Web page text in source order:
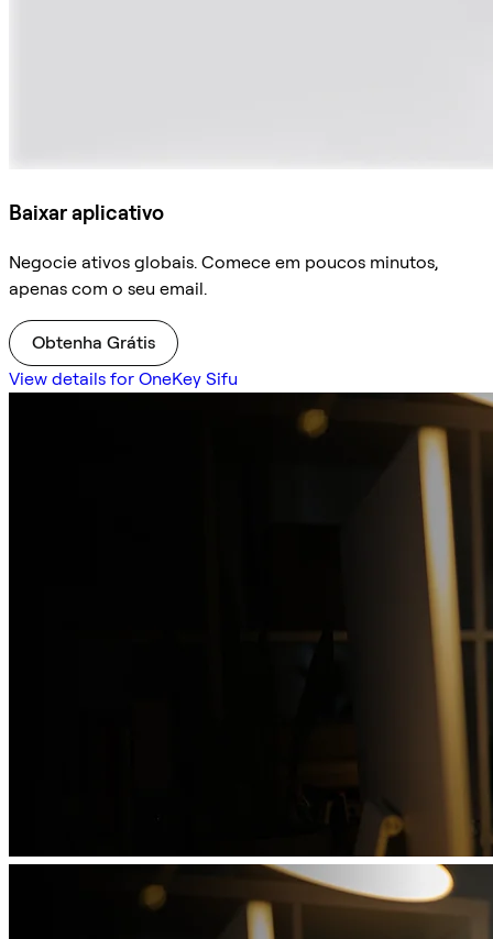
Baixar aplicativo
Negocie ativos globais. Comece em poucos minutos,
apenas com o seu email.
Obtenha Grátis
View details for OneKey Sifu